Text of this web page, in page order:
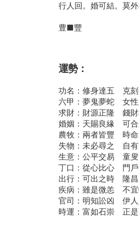
行人回。婚可結。莫外
豊■豐
運勢：
功名：修身達五 克
六甲：夢鬼夢蛇 女
求財：財源正隆 錢
婚姻：天賜良緣 可
農牧：兩者皆豐 時
失物：未必尋之 自
生意：公平交易 童
丁口：從心比心 門
出行：可出之時 隆
疾病：雖是微恙 不
官司：明知訟凶 伊
時運：富如石崇 正